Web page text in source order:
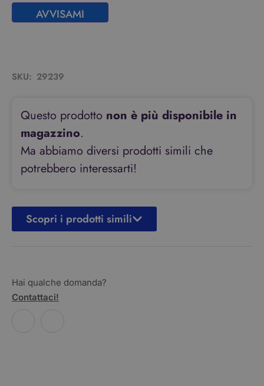
AVVISAMI
SKU: 29239
Questo prodotto non è più disponibile in
magazzino.
Ma abbiamo diversi prodotti simili che
potrebbero interessarti!
Scopri i prodotti simili
Hai qualche domanda?
Contattaci!